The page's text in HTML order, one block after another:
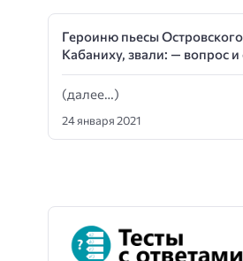
Героиню пьесы
Кабаниху, звали: — вопрос и
(далее…)
24 января 2021